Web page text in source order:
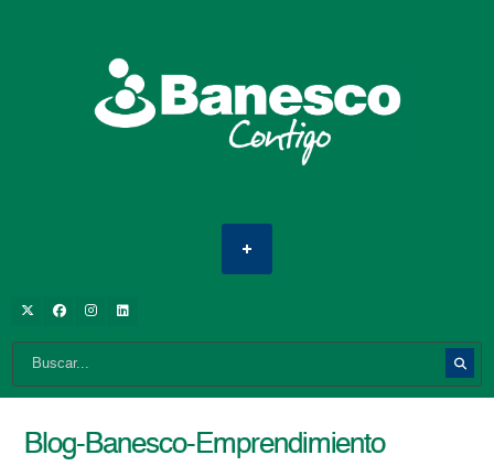
Blog-Banesco-Emprendimiento